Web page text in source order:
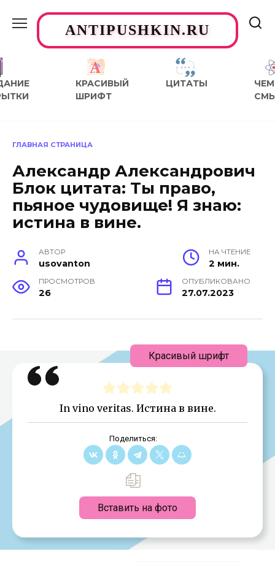
содержаниюANTIPUSHKIN.RU
КРАСИВЫЙ
ШРИФТ
ЦИТАТЫ
ЧЕМ
ГЛАВНАЯ СТРАНИЦА
Александр Александрович
Блок цитата: Ты право,
пьяное чудовище! Я знаю:
истина в вине.
АВТОР
usovanton
НА ЧТЕНИЕ
2 мин.
ПРОСМОТРОВ
26
ОПУБЛИКОВАНО
27.07.2023
In vino veritas. Истина в вине.
Поделиться:
Вставить на фото
Красивый шрифт